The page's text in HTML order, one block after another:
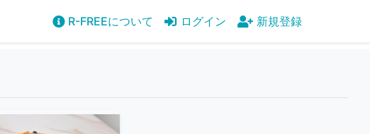
R-FREEについて ログイン 新規登録